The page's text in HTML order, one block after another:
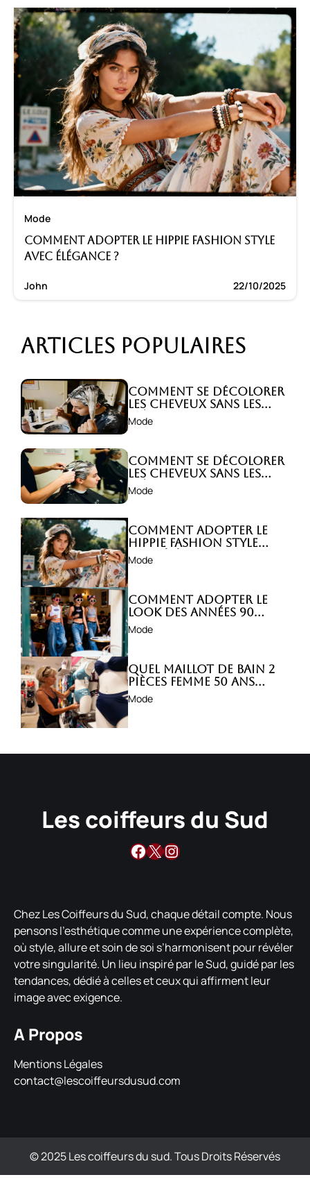
Mode
Comment adopter le hippie fashion style
avec élégance ?
John 22/10/2025
Articles populaires
Comment se décolorer
les cheveux sans les
abîmer ?
Mode
Comment se décolorer
les cheveux sans les
abîmer ?
Mode
Comment adopter le
hippie fashion style
avec élégance ?
Mode
Comment adopter le
look des années 90
avec style ?
Mode
Quel maillot de bain 2
pièces femme 50 ans
choisir ?
Mode
Les coiffeurs du Sud
Facebook
X Instagram
Chez Les Coiffeurs du Sud, chaque détail compte. Nous
pensons l’esthétique comme une expérience complète,
où style, allure et soin de soi s’harmonisent pour révéler
votre singularité. Un lieu inspiré par le Sud, guidé par les
tendances, dédié à celles et ceux qui affirment leur
image avec exigence.
A Propos
Mentions Légales
contact@lescoiffeursdusud.com
© 2025 Les coiffeurs du sud. Tous Droits Réservés